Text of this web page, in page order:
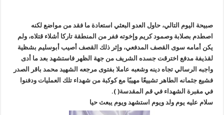
صبيحة اليوم التالي، حاول العدو البعثي استعادة ما فقد من مواضع لكنه
اصطدم بصلابة وصمود كريم وإخوته ففر من المنطقة تاركا أشلاء قتلاه، ولم
يكن أمامه سوى القصف المدفعي، وإثر ذلك القصف أصيب أبوسليم بشظية
لقذيفة مدفع اخترقت جسده الشريف من جهة الظهر فاستشهد بعد ما أدى
واجبه الرسالي تجاه دينه وشعبه عاملا بفتوى مرجعه الشهيد محمد باقر الصدر
فشيع جثمانه الطاهر تشييعًا مهيبًا مع كوكبة من شهداء تلك العمليات ودفنوا
في مقبرة الشهداء في قم المقدسة( ).
سلام عليه يوم ولد ويوم استشهد ويوم يبعث حيا